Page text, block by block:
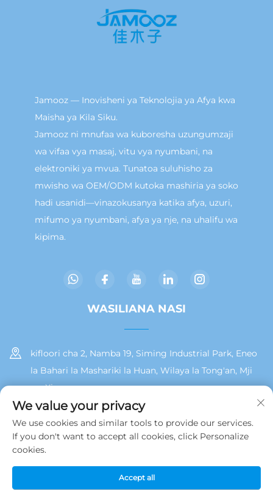
Jamooz — Inovisheni ya Teknolojia ya Afya kwa
Maisha ya Kila Siku.
Jamooz ni mnufaa wa kuboresha uzungumzaji
wa vifaa vya masaj, vitu vya nyumbani, na
elektroniki ya mvua. Tunatoa suluhisho za
mwisho wa OEM/ODM kutoka mashiria ya soko
hadi usanidi—vinazokusanya katika afya, uzuri,
mifumo ya nyumbani, afya ya nje, na uhalifu wa
kipima.
WASILIANA NASI
kifloori cha 2, Namba 19, Siming Industrial Park, Eneo
la Bahari la Mashariki la Huan, Wilaya la Tong'an, Mji
wa Xiamen
+86 13215929911
[email protected]
Hakiki © 2025 na Jamooz (Xiamen) Technology Co., Ltd.
We value your privacy
We use cookies and similar tools to provide our services.
If you don't want to accept all cookies, click Personalize
cookies.
Accept all